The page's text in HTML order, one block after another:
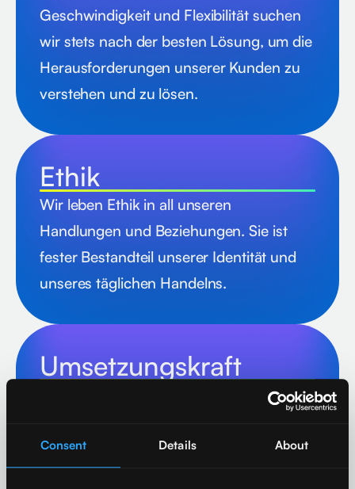
Consent Details About
Geschwindigkeit und Flexibilität suchen
wir stets nach der besten Lösung, um die
Herausforderungen unserer Kunden zu
verstehen und zu lösen.
Ethik
Wir leben Ethik in all unseren
Handlungen und Beziehungen. Sie ist
fester Bestandteil unserer Identität und
unseres täglichen Handelns.
Umsetzungskraft
die Lage unserer Kunden, verstehen ihre
Herausforderungen und liefern